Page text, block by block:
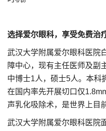
选择爱尔眼科，享受免费治
武汉大学附属爱尔眼科医院
障中心，现有主任医师及副
中博士1人，硕士5人。本科
在国内率先开展切口仅
声乳化吸除术，是世界上目
武汉大学附属爱尔眼科医院